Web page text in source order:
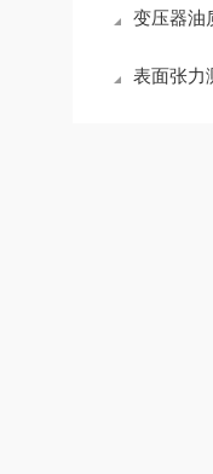
变压器油
表面张力